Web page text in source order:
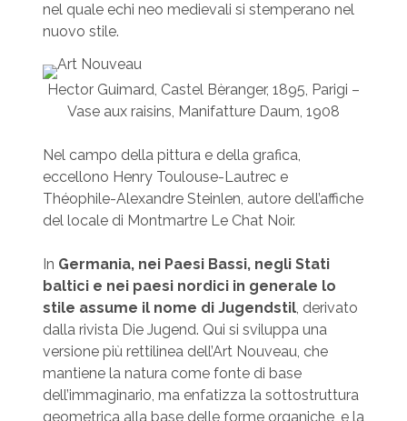
nel quale echi neo medievali si stemperano nel
nuovo stile.
Hector Guimard, Castel Bèranger, 1895, Parigi –
Vase aux raisins, Manifatture Daum, 1908
Nel campo della pittura e della grafica,
eccellono Henry Toulouse-Lautrec e
Théophile-Alexandre Steinlen, autore dell’affiche
del locale di Montmartre Le Chat Noir.
In Germania, nei Paesi Bassi, negli Stati
baltici e nei paesi nordici in generale lo
stile assume il nome di Jugendstil, derivato
dalla rivista Die Jugend. Qui si sviluppa una
versione più rettilinea dell’Art Nouveau, che
mantiene la natura come fonte di base
dell’immaginario, ma enfatizza la sottostruttura
geometrica alla base delle forme organiche, e la